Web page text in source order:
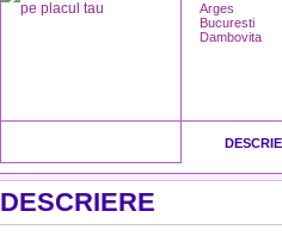
Arges
Bucuresti
Dambovita
DESCRIERE